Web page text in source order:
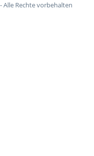
Alle Rechte vorbehalten